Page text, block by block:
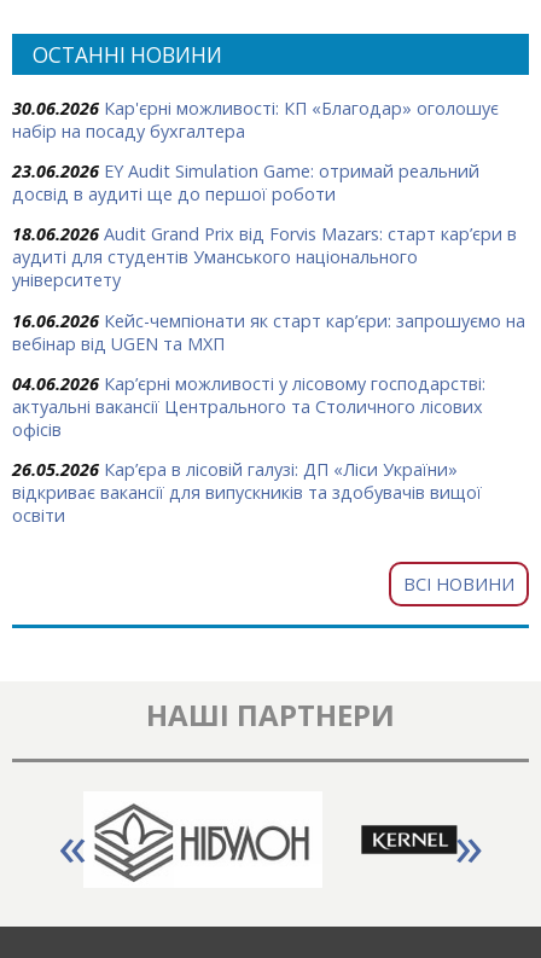
ОСТАННІ НОВИНИ
30.06.2026 Кар'єрні можливості: КП «Благодар» оголошує
набір на посаду бухгалтера
23.06.2026 EY Audit Simulation Game: отримай реальний
досвід в аудиті ще до першої роботи
18.06.2026 Audit Grand Prix від Forvis Mazars: старт кар’єри в
аудиті для студентів Уманського національного
університету
16.06.2026 Кейс-чемпіонати як старт кар’єри: запрошуємо на
вебінар від UGEN та МХП
04.06.2026 Кар’єрні можливості у лісовому господарстві:
актуальні вакансії Центрального та Столичного лісових
офісів
26.05.2026 Кар’єра в лісовій галузі: ДП «Ліси України»
відкриває вакансії для випускників та здобувачів вищої
освіти
ВСІ НОВИНИ
НАШІ ПАРТНЕРИ
« »